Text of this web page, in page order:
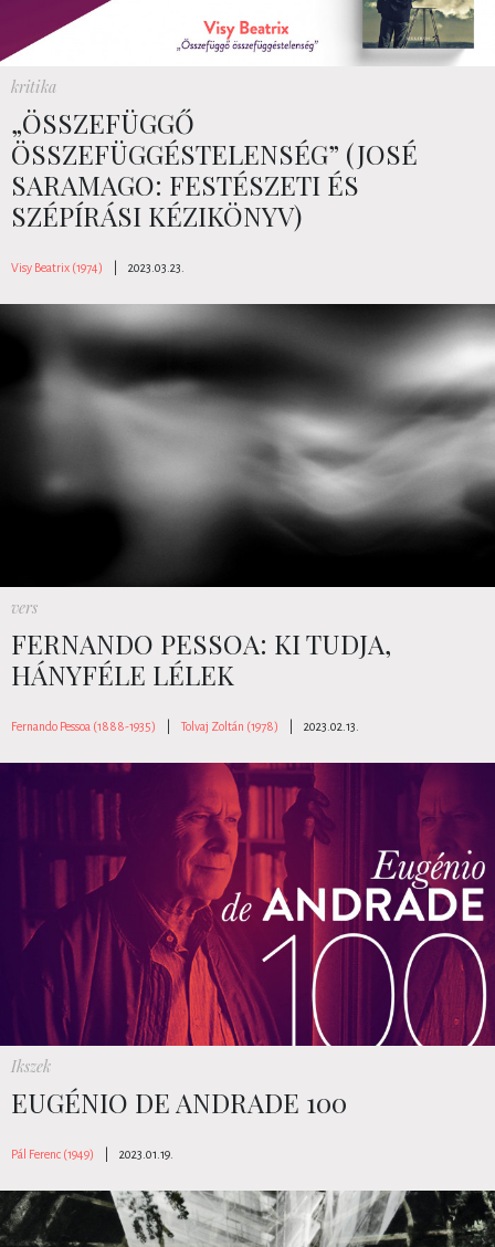
kritika
„ÖSSZEFÜGGŐ
ÖSSZEFÜGGÉSTELENSÉG” (JOSÉ
SARAMAGO: FESTÉSZETI ÉS
SZÉPÍRÁSI KÉZIKÖNYV)
Visy Beatrix (1974) 2023.03.23.
vers
FERNANDO PESSOA: KI TUDJA,
HÁNYFÉLE LÉLEK
Fernando Pessoa (1888-1935) Tolvaj Zoltán (1978) 2023.02.13.
Ikszek
EUGÉNIO DE ANDRADE 100
Pál Ferenc (1949) 2023.01.19.